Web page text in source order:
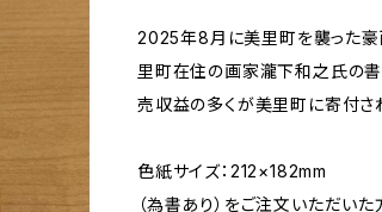
2025年8月に美里町を襲った豪
里町在住の画家瀧下和之氏の書
売収益の多くが美里町に寄付さ
色紙サイズ：212×182mm
（為書あり）をご注文いただい